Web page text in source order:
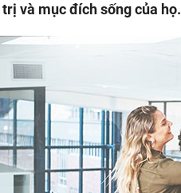
và mục đích sống của họ.